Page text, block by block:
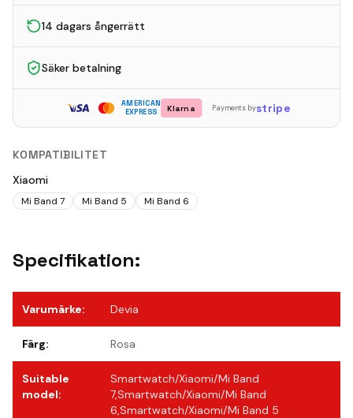
14 dagars ångerrätt
Säker betalning
AMERICAN
EXPRESS
Klarna Payments bystripe
KOMPATIBILITET
Xiaomi
Mi Band 7 Mi Band 5 Mi Band 6
Specifikation:
Varumärke: Devia
Färg: Rosa
Suitable
model:
Smartwatch/Xiaomi/Mi Band
7,Smartwatch/Xiaomi/Mi Band
6,Smartwatch/Xiaomi/Mi Band 5